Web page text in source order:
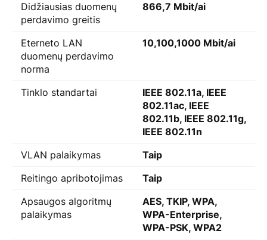
Didžiausias duomenų
perdavimo greitis
866,7 Mbit/ai
Eterneto LAN
duomenų perdavimo
norma
10,100,1000 Mbit/ai
Tinklo standartai
IEEE 802.11a, IEEE
802.11ac, IEEE
802.11b, IEEE 802.11g,
IEEE 802.11n
VLAN palaikymas
Taip
Reitingo apribotojimas
Taip
Apsaugos algoritmų
palaikymas
AES, TKIP, WPA,
WPA-Enterprise,
WPA-PSK, WPA2